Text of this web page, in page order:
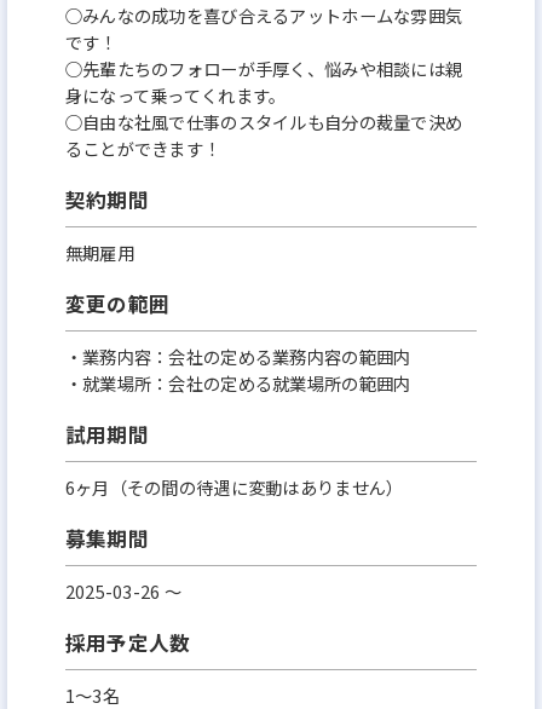
○みんなの成功を喜び合えるアットホームな雰囲気
です！
○先輩たちのフォローが手厚く、悩みや相談には親
身になって乗ってくれます。
○自由な社風で仕事のスタイルも自分の裁量で決め
ることができます！
契約期間
無期雇用
変更の範囲
・業務内容：会社の定める業務内容の範囲内
・就業場所：会社の定める就業場所の範囲内
試用期間
6ヶ月（その間の待遇に変動はありません）
募集期間
2025-03-26 〜
採用予定人数
1～3名